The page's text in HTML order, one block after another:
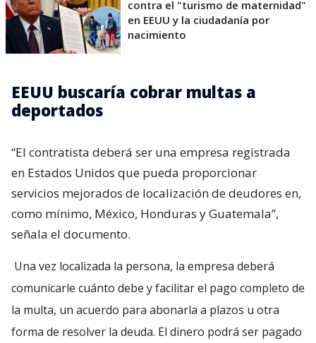
contra el "turismo de maternidad"
en EEUU y la ciudadanía por
nacimiento
EEUU buscaría cobrar multas a
deportados
“El contratista deberá ser una empresa registrada
en Estados Unidos que pueda proporcionar
servicios mejorados de localización de deudores en,
como mínimo, México, Honduras y Guatemala”,
señala el documento.
Una vez localizada la persona, la empresa deberá
comunicarle cuánto debe y facilitar el pago completo de
la multa, un acuerdo para abonarla a plazos u otra
forma de resolver la deuda. El dinero podrá ser pagado